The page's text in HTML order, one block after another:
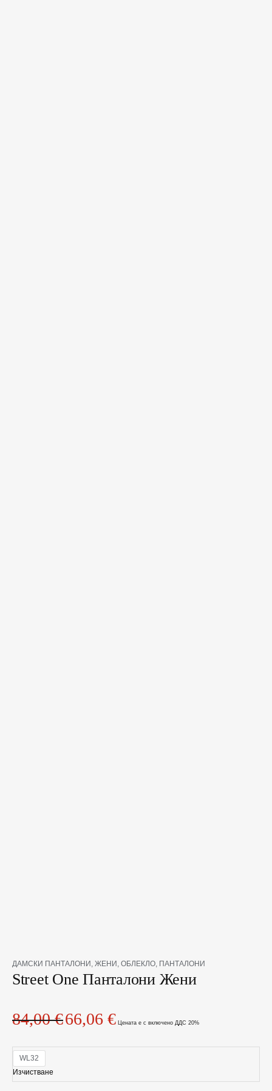
ДАМСКИ ПАНТАЛОНИ , ЖЕНИ , ОБЛЕКЛО, ПАНТАЛОНИ
Street One Панталони Жени
84,00€
Original
was:
66,06 €
Текущата
е:
Цената е с включено ДДС 20%
WL32
Изчистване
количество
за
Street
Жени